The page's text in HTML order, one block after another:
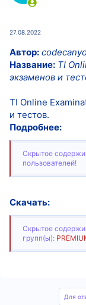
27.08.2022
Автор:
Название: TI
экзаменов и
TI Online
и тестов.
Подробнее:
Скрытое
пользователей!
Скачать:
Скрытое
групп(ы):
Для